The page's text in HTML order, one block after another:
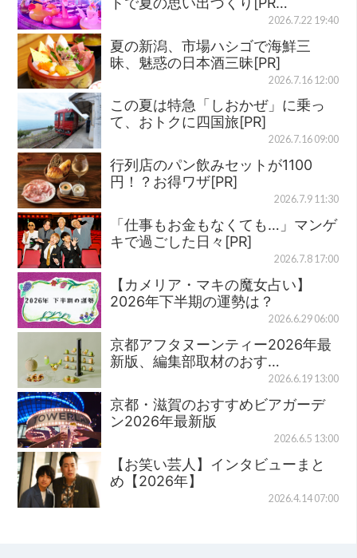
2026.7.22 19:40
夏の新潟、市場ハシゴで海鮮三
昧、魅惑の日本酒三昧[PR]
2026.7.16 12:00
この夏は特急「しおかぜ」に乗っ
て、おトクに四国旅[PR]
2026.7.16 09:00
行列店のパン飲みセットが1100
円！？お得ワザ[PR]
2026.7.9 11:30
「仕事もお金もなくても…」マンゲ
キで過ごした日々[PR]
2026.7.8 17:00
【カメリア・マキの魔女占い】
2026年下半期の運勢は？
2026.6.29 06:00
京都アフタヌーンティー2026年最
新版、編集部取材のおす…
2026.6.19 13:00
京都・滋賀のおすすめビアガーデ
ン2026年最新版
2026.6.5 13:00
【お笑い芸人】インタビューまと
め【2026年】
2026.4.14 07:00